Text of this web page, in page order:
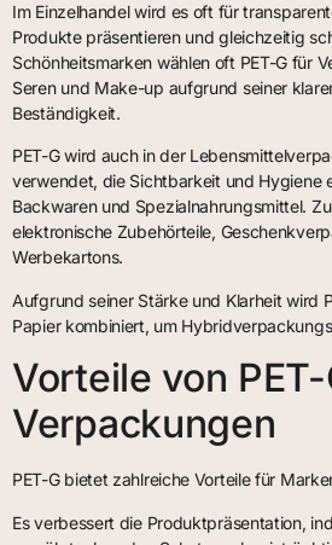
Im Einzelhandel wird es oft für
Produkte präsentieren und gleichzeitig
Schönheitsmarken wählen oft PET-G für
Seren und Make-up aufgrund seiner
Beständigkeit.
PET-G wird auch in der
verwendet, die Sichtbarkeit und Hygiene
Backwaren und Spezialnahrungsmittel.
elektronische Zubehörteile,
Werbekartons.
Aufgrund seiner Stärke und Klarheit wird
Papier kombiniert, um
Vorteile von PET-
Verpackungen
PET-G bietet zahlreiche Vorteile für
Es verbessert die Produktpräsentation,